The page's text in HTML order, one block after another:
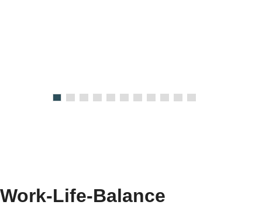
Work-Life-Balance